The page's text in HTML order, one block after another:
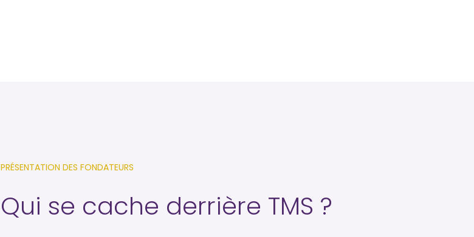
PRÉSENTATION DES FONDATEURS
Qui se cache derrière TMS ?